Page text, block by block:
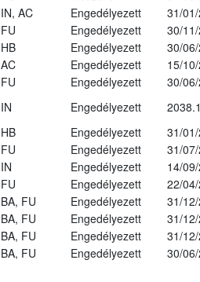
IN, AC Engedélyezett
31/
FU Engedélyezett
30/
HB Engedélyezett
30/
AC Engedélyezett
15/
FU Engedélyezett
30/
IN Engedélyezett
HB Engedélyezett
31/
FU Engedélyezett
31/
IN Engedélyezett
14/
FU Engedélyezett
22/
BA, FU Engedélyezett
31/
BA, FU Engedélyezett
31/
BA, FU Engedélyezett
31/
BA, FU Engedélyezett
30/